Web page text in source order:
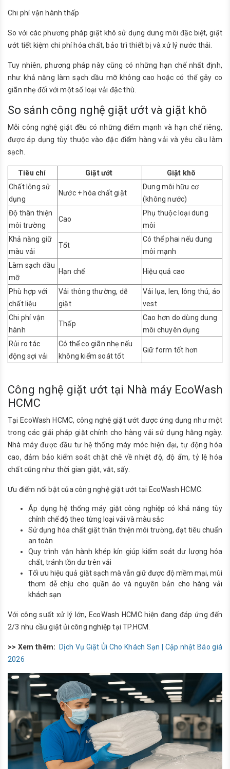
Chi phí vận hành thấp
So với các phương pháp giặt khô sử dụng dung môi đặc biệt, giặt
ướt tiết kiệm chi phí hóa chất, bảo trì thiết bị và xử lý nước thải.
Tuy nhiên, phương pháp này cũng có những hạn chế nhất định,
như khả năng làm sạch dầu mỡ không cao hoặc có thể gây co
giãn nhẹ đối với một số loại vải đặc thù.
So sánh công nghệ giặt ướt và giặt khô
Mỗi công nghệ giặt đều có những điểm mạnh và hạn chế riêng,
được áp dụng tùy thuộc vào đặc điểm hàng vải và yêu cầu làm
sạch.
Tiêu chí Giặt ướt
Giặt khô
Chất lỏng sử
dụng
Nước + hóa chất giặt
Dung môi hữu cơ
(không nước)
Độ thân thiện
môi trường
Cao
Phụ thuộc loại dung
môi
Khả năng giữ
màu vải
Tốt
Có thể phai nếu dung
môi mạnh
Làm sạch dầu
mỡ
Hạn chế Hiệu quả cao
Phù hợp với
chất liệu
Vải thông thường, dễ
giặt
Vải lụa, len, lông thú, áo
vest
Chi phí vận
hành
Thấp
Cao hơn do dùng dung
môi chuyên dụng
Rủi ro tác
động sợi vải
Có thể co giãn nhẹ nếu
không kiểm soát tốt
Giữ form tốt hơn
Công nghệ giặt ướt tại Nhà máy EcoWash
HCMC
Tại EcoWash HCMC, công nghệ giặt ướt được ứng dụng như một
trong các giải pháp giặt chính cho hàng vải sử dụng hằng ngày.
Nhà máy được đầu tư hệ thống máy móc hiện đại, tự động hóa
cao, đảm bảo kiểm soát chặt chẽ về nhiệt độ, độ ẩm, tỷ lệ hóa
chất cũng như thời gian giặt, vắt, sấy.
Ưu điểm nổi bật của công nghệ giặt ướt tại EcoWash HCMC:
Áp dụng hệ thống máy giặt công nghiệp có khả năng tùy
chỉnh chế độ theo từng loại vải và màu sắc
Sử dụng hóa chất giặt thân thiện môi trường, đạt tiêu chuẩn
an toàn
Quy trình vận hành khép kín giúp kiểm soát dư lượng hóa
chất, tránh tồn dư trên vải
Tối ưu hiệu quả giặt sạch mà vẫn giữ được độ mềm mại, mùi
thơm dễ chịu cho quần áo và nguyên bản cho hàng vải
khách sạn
Với công suất xử lý lớn, EcoWash HCMC hiện đang đáp ứng đến
2/3 nhu cầu giặt ủi công nghiệp tại TP.HCM.
>> Xem thêm:
Dịch Vụ Giặt Ủi Cho Khách Sạn | Cập nhật Báo giá
2026